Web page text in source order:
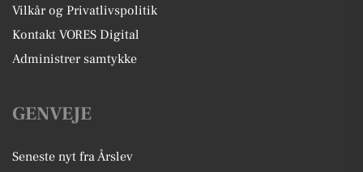
Vilkår og Privatlivspolitik
Kontakt VORES Digital
Administrer samtykke
GENVEJE
Seneste nyt fra Årslev